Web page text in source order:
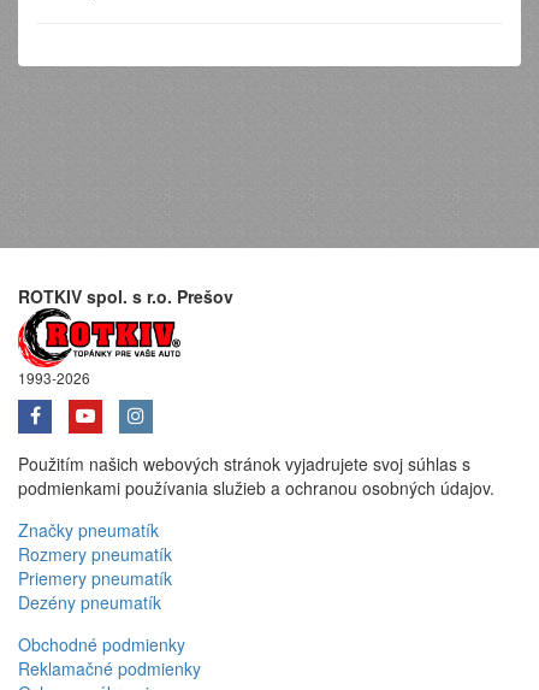
ROTKIV spol. s r.o. Prešov
1993-2026
Použitím našich webových stránok vyjadrujete svoj súhlas s
podmienkami používania služieb a ochranou osobných údajov.
Značky pneumatík
Rozmery pneumatík
Priemery pneumatík
Dezény pneumatík
Obchodné podmienky
Reklamačné podmienky